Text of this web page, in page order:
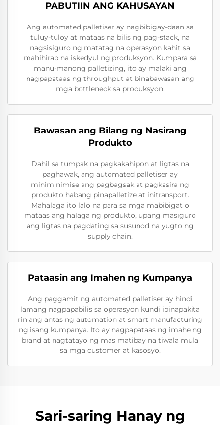
PABUTIIN ANG KAHUSAYAN
Ang automated palletiser ay nagbibigay-daan sa
tuluy-tuloy at mataas na bilis ng pag-stack, na
nagsisiguro ng matatag na operasyon kahit sa
mahihirap na iskedyul ng produksyon. Kumpara sa
manu-manong palletizing, ito ay malaki ang
nagpapataas ng throughput at binabawasan ang
mga bottleneck sa produksyon.
Bawasan ang Bilang ng Nasirang
Produkto
Dahil sa tumpak na pagkakahipon at ligtas na
paghawak, ang automated palletiser ay
miniminimise ang pagbagsak at pagkasira ng
produkto habang pinapalletize at initransport.
Mahalaga ito lalo na para sa mga mabibigat o
mataas ang halaga ng produkto, upang masiguro
ang ligtas na pagdating sa susunod na yugto ng
supply chain.
Pataasin ang Imahen ng Kumpanya
Ang paggamit ng automated palletiser ay hindi
lamang nagpapabilis sa operasyon kundi ipinapakita
rin ang antas ng automation at smart manufacturing
ng isang kumpanya. Ito ay nagpapataas ng imahe ng
brand at nagtatayo ng mas matibay na tiwala mula
sa mga customer at kasosyo.
Sari-saring Hanay ng